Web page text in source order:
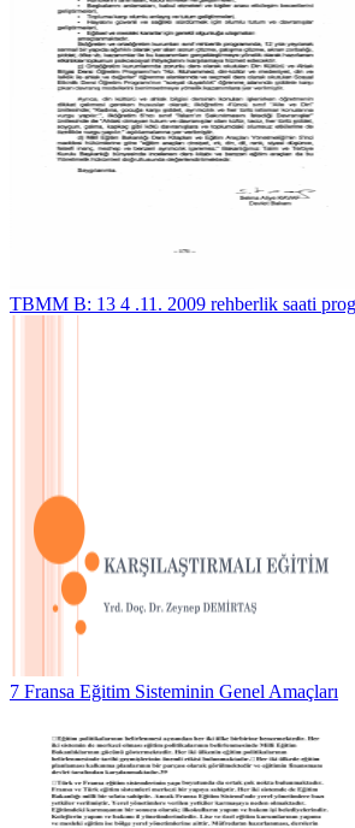
TBMM B: 13 4 .11. 2009 rehberlik saati
7 Fransa Eğitim Sisteminin Genel Amaçları